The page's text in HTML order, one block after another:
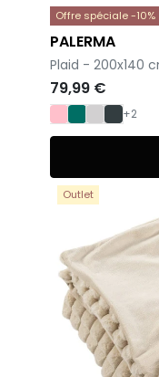
Offre spéciale -10%
PALERMA
-
Plaid - 200x140
79,99 €
+2
Outlet